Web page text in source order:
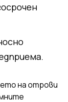
на отрови